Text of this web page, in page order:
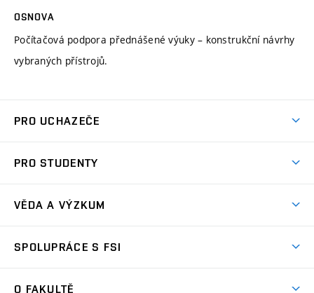
OSNOVA
Počítačová podpora přednášené výuky – konstrukční návrhy
vybraných přístrojů.
PRO UCHAZEČE
Ambasadoři studia
Zápisy
PRO STUDENTY
Studijní předpisy
VĚDA A VÝZKUM
Oblasti výzkumu
SPOLUPRÁCE S FSI
O FAKULTĚ